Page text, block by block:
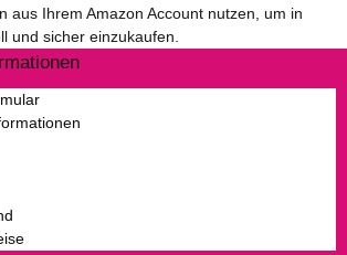
aus Ihrem Amazon Account nutzen, um in
und sicher einzukaufen.